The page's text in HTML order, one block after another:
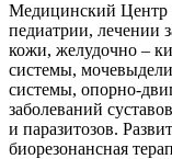
Медицинский Центр
педиатрии, лечении
кожи, желудочно –
системы,
системы, опорно-
заболеваний
и паразитозов.
биорезонансная